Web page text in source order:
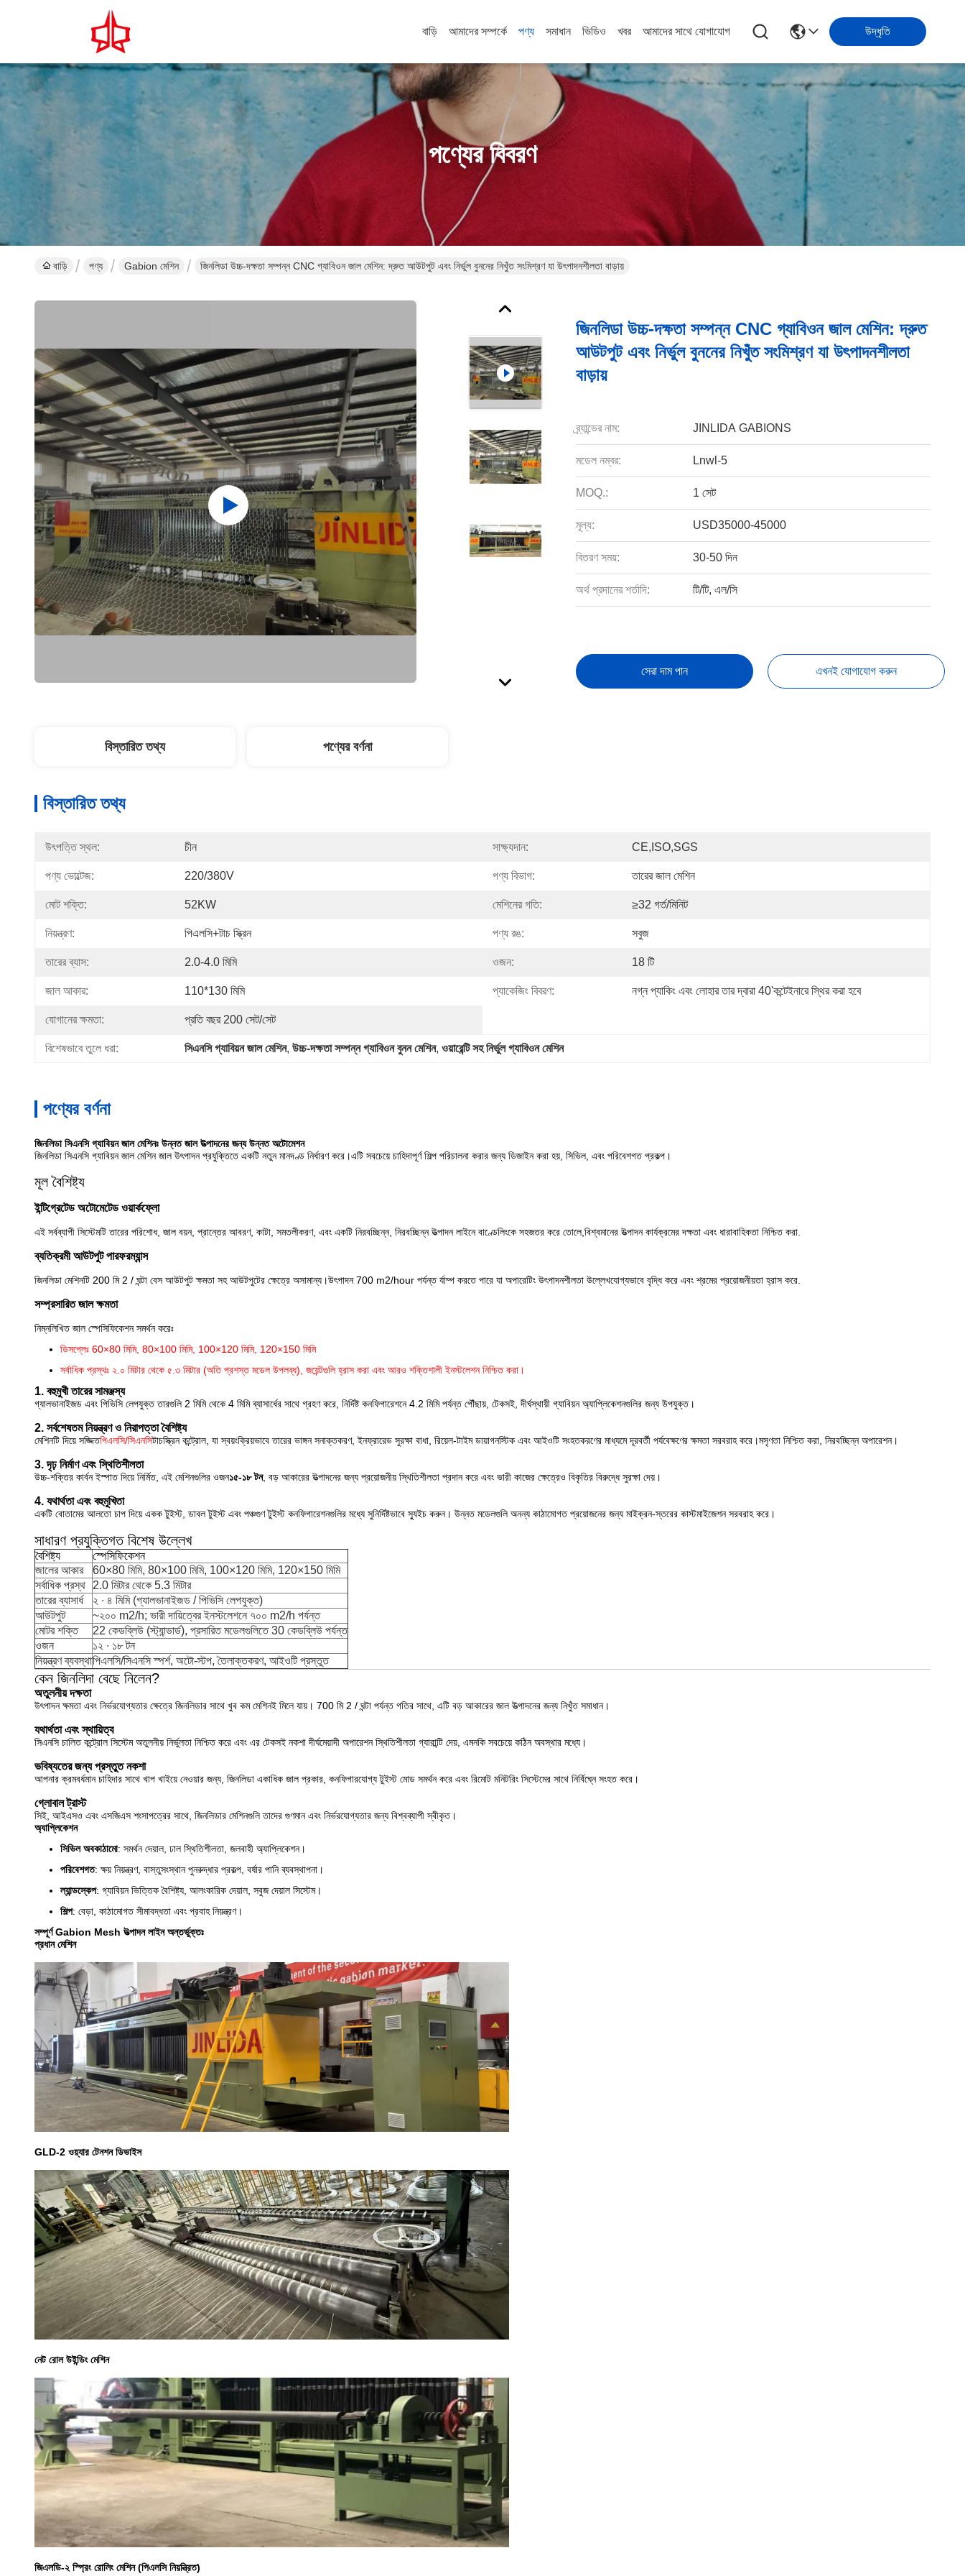
বাড়ি আমাদের সম্পর্কে পণ্য সমাধান ভিডিও খবর আমাদের সাথে যোগাযোগ উদ্ধৃতি
পণ্যের বিবরণ
বাড়ি পণ্য Gabion মেশিন জিনলিডা উচ্চ-দক্ষতা সম্পন্ন CNC গ্যাবিওন জাল মেশিন: দ্রুত আউটপুট এবং নির্ভুল বুননের নিখুঁত সংমিশ্রণ যা উৎপাদনশীলতা বাড়ায়
জিনলিডা উচ্চ-দক্ষতা সম্পন্ন CNC গ্যাবিওন জাল মেশিন: দ্রুত
আউটপুট এবং নির্ভুল বুননের নিখুঁত সংমিশ্রণ যা উৎপাদনশীলতা
বাড়ায়
ব্র্যান্ডের নাম: JINLIDA GABIONS
মডেল নম্বর: Lnwl-5
MOQ.: 1 সেট
মূল্য: USD35000-45000
বিতরণ সময়: 30-50 দিন
অর্থ প্রদানের শর্তাদি: টি/টি, এল/সি
সেরা দাম পান এখনই যোগাযোগ করুন
বিস্তারিত তথ্য পণ্যের বর্ণনা
বিস্তারিত তথ্য
উৎপত্তি স্থল: চীন সাক্ষ্যদান: CE,ISO,SGS
পণ্য ভোল্টেজ: 220/380V পণ্য বিভাগ: তারের জাল মেশিন
মোট শক্তি: 52KW মেশিনের গতি: ≥32 গর্ত/মিনিট
নিয়ন্ত্রণ: পিএলসি+টাচ স্ক্রিন পণ্য রঙ: সবুজ
তারের ব্যাস: 2.0-4.0 মিমি ওজন: 18 টি
জাল আকার: 110*130 মিমি প্যাকেজিং বিবরণ: নগ্ন প্যাকিং এবং লোহার তার দ্বারা 40'কন্টেইনারে স্থির করা হবে
যোগানের ক্ষমতা: প্রতি বছর 200 সেট/সেট
বিশেষভাবে তুলে ধরা: সিএনসি গ্যাবিয়ন জাল মেশিন, উচ্চ-দক্ষতা সম্পন্ন গ্যাবিওন বুনন মেশিন, ওয়ারেন্টি সহ নির্ভুল গ্যাবিওন মেশিন
পণ্যের বর্ণনা
জিনলিডা সিএনসি গ্যাবিয়ন জাল মেশিনঃ উন্নত জাল উত্পাদনের জন্য উন্নত অটোমেশন
জিনলিডা সিএনসি গ্যাবিয়ন জাল মেশিন জাল উৎপাদন প্রযুক্তিতে একটি নতুন মানদণ্ড নির্ধারণ করে।এটি সবচেয়ে চাহিদাপূর্ণ শিল্প পরিচালনা করার জন্য ডিজাইন করা হয়, সিভিল, এবং পরিবেশগত প্রকল্প।
মূল বৈশিষ্ট্য
ইন্টিগ্রেটেড অটোমেটেড ওয়ার্কফ্লো
এই সর্বব্যাপী সিস্টেমটি তারের পরিশোধ, জাল বয়ন, প্রান্তের আবরণ, কাটা, সমতলীকরণ, এবং একটি নিরবচ্ছিন্ন, নিরবচ্ছিন্ন উত্পাদন লাইনে বাণ্ডেলিংকে সহজতর করে তোলে,বিশ্বমানের উত্পাদন কার্যক্রমের দক্ষতা এবং ধারাবাহিকতা নিশ্চিত করা.
ব্যতিক্রমী আউটপুট পারফরম্যান্স
জিনলিডা মেশিনটি 200 মি 2 / ঘন্টা বেস আউটপুট ক্ষমতা সহ আউটপুটের ক্ষেত্রে অসামান্য।উৎপাদন 700 m2/hour পর্যন্ত র্যাম্প করতে পারে যা অপারেটিং উৎপাদনশীলতা উল্লেখযোগ্যভাবে বৃদ্ধি করে এবং শ্রমের প্রয়োজনীয়তা হ্রাস করে.
সম্প্রসারিত জাল ক্ষমতা
নিম্নলিখিত জাল স্পেসিফিকেশন সমর্থন করেঃ
ডিসপ্লেঃ 60×80 মিমি, 80×100 মিমি, 100×120 মিমি, 120×150 মিমি
সর্বাধিক প্রস্থঃ ২.০ মিটার থেকে ৫.৩ মিটার (অতি প্রশস্ত মডেল উপলব্ধ), জয়েন্টগুলি হ্রাস করা এবং আরও শক্তিশালী ইনস্টলেশন নিশ্চিত করা।
1. বহুমুখী তারের সামঞ্জস্য
গ্যালভানাইজড এবং পিভিসি লেপযুক্ত তারগুলি 2 মিমি থেকে 4 মিমি ব্যাসার্ধের সাথে গ্রহণ করে, নির্দিষ্ট কনফিগারেশনে 4.2 মিমি পর্যন্ত পৌঁছায়, টেকসই, দীর্ঘস্থায়ী গ্যাবিয়ন অ্যাপ্লিকেশনগুলির জন্য উপযুক্ত।
2. সর্বশেষতম নিয়ন্ত্রণ ও নিরাপত্তা বৈশিষ্ট্য
মেশিনটি দিয়ে সজ্জিতপিএলসি/সিএনসিটাচস্ক্রিন কন্ট্রোল, যা স্বয়ংক্রিয়ভাবে তারের ভাঙ্গন সনাক্তকরণ, ইনফ্রারেড সুরক্ষা বাধা, রিয়েল-টাইম ডায়াগনস্টিক এবং আইওটি সংহতকরণের মাধ্যমে দূরবর্তী পর্যবেক্ষণের ক্ষমতা সরবরাহ করে।মসৃণতা নিশ্চিত করা, নিরবচ্ছিন্ন অপারেশন।
3. দৃঢ় নির্মাণ এবং স্থিতিশীলতা
উচ্চ-শক্তির কার্বন ইস্পাত দিয়ে নির্মিত, এই মেশিনগুলির ওজন১৫-১৮ টন, বড় আকারের উত্পাদনের জন্য প্রয়োজনীয় স্থিতিশীলতা প্রদান করে এবং ভারী কাজের ক্ষেত্রেও বিকৃতির বিরুদ্ধে সুরক্ষা দেয়।
4. যথার্থতা এবং বহুমুখিতা
একটি বোতামের আলতো চাপ দিয়ে একক টুইস্ট, ডাবল টুইস্ট এবং পঞ্চগুণ টুইস্ট কনফিগারেশনগুলির মধ্যে সুনির্দিষ্টভাবে স্যুইচ করুন। উন্নত মডেলগুলি অনন্য কাঠামোগত প্রয়োজনের জন্য মাইক্রন-স্তরের কাস্টমাইজেশন সরবরাহ করে।
সাধারণ প্রযুক্তিগত বিশেষ উল্লেখ
বৈশিষ্ট্য
স্পেসিফিকেশন
জালের আকার
60×80 মিমি, 80×100 মিমি, 100×120 মিমি, 120×150 মিমি
সর্বাধিক প্রস্থ
2.0 মিটার থেকে 5.3 মিটার
তারের ব্যাসার্ধ
২ ∙ ৪ মিমি (গ্যালভানাইজড / পিভিসি লেপযুক্ত)
আউটপুট
~২০০ m2/h; ভারী দায়িত্বের ইনস্টলেশনে ৭০০ m2/h পর্যন্ত
মোটর শক্তি
22 কেডব্লিউ (স্ট্যান্ডার্ড), প্রসারিত মডেলগুলিতে 30 কেডব্লিউ পর্যন্ত
ওজন
১২ ∙ ১৮ টন
নিয়ন্ত্রণ ব্যবস্থাপিএলসি/সিএনসি স্পর্শ, অটো-স্টপ, তৈলাক্তকরণ, আইওটি প্রস্তুত
কেন জিনলিদা বেছে নিলেন?
অতুলনীয় দক্ষতা
উৎপাদন ক্ষমতা এবং নির্ভরযোগ্যতার ক্ষেত্রে জিনলিডার সাথে খুব কম মেশিনই মিলে যায়। 700 মি 2 / ঘন্টা পর্যন্ত গতির সাথে, এটি বড় আকারের জাল উত্পাদনের জন্য নিখুঁত সমাধান।
যথার্থতা এবং স্থায়িত্ব
সিএনসি চালিত কন্ট্রোল সিস্টেম অতুলনীয় নির্ভুলতা নিশ্চিত করে এবং এর টেকসই নকশা দীর্ঘমেয়াদী অপারেশন স্থিতিশীলতা গ্যারান্টি দেয়, এমনকি সবচেয়ে কঠিন অবস্থার মধ্যে।
ভবিষ্যতের জন্য প্রস্তুত নকশা
আপনার ক্রমবর্ধমান চাহিদার সাথে খাপ খাইয়ে নেওয়ার জন্য, জিনলিডা একাধিক জাল প্রকার, কনফিগারযোগ্য টুইস্ট মোড সমর্থন করে এবং রিমোট মনিটরিং সিস্টেমের সাথে নির্বিঘ্নে সংহত করে।
গ্লোবাল ট্রাস্ট
সিই, আইএসও এবং এসজিএস শংসাপত্রের সাথে, জিনলিডার মেশিনগুলি তাদের গুণমান এবং নির্ভরযোগ্যতার জন্য বিশ্বব্যাপী স্বীকৃত।
অ্যাপ্লিকেশন
সিভিল অবকাঠামো: সমর্থন দেয়াল, ঢাল স্থিতিশীলতা, জলবাহী অ্যাপ্লিকেশন।
পরিবেশগত: ক্ষয় নিয়ন্ত্রণ, বাস্তুসংস্থান পুনরুদ্ধার প্রকল্প, বর্ষার পানি ব্যবস্থাপনা।
ল্যান্ডস্কেপ: গ্যাবিয়ন ভিত্তিক বৈশিষ্ট্য, আলংকারিক দেয়াল, সবুজ দেয়াল সিস্টেম।
শিল্প: বেড়া, কাঠামোগত সীমাবদ্ধতা এবং প্রবাহ নিয়ন্ত্রণ।
সম্পূর্ণ Gabion Mesh উত্পাদন লাইন অন্তর্ভুক্তঃ
প্রধান মেশিন
GLD-2 ওয়্যার টেনশন ডিভাইস
নেট রোল উইন্ডিং মেশিন
জিএলডি-২ স্প্রিং রোলিং মেশিন (পিএলসি নিয়ন্ত্রিত)